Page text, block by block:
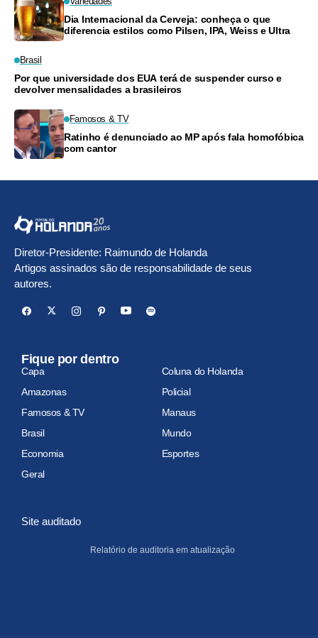
Dia Internacional da Cerveja: conheça o que
diferencia estilos como Pilsen, IPA, Weiss e Ultra
Brasil
Por que universidade dos EUA terá de suspender curso e
devolver mensalidades a brasileiros
Famosos & TV
Ratinho é denunciado ao MP após fala homofóbica
com cantor
Diretor-Presidente: Raimundo de Holanda
Artigos assinados são de responsabilidade de seus
autores.
Fique por dentro
Capa
Coluna do Holanda
Amazonas
Policial
Famosos & TV
Manaus
Brasil
Mundo
Economia
Esportes
Geral
Site auditado
Relatório de auditoria em atualização